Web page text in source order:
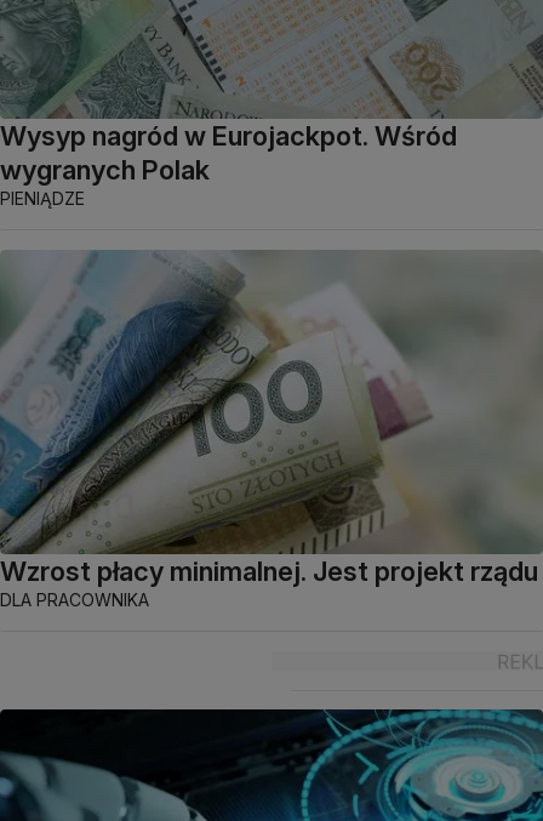
Wysyp nagród w Eurojackpot. Wśród
wygranych Polak
PIENIĄDZE
Wzrost płacy minimalnej. Jest projekt rządu
DLA PRACOWNIKA